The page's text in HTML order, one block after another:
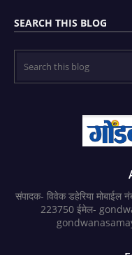
SEARCH THIS BLOG
संपादक- विवेक डहेरिया
223750 ईमेल-